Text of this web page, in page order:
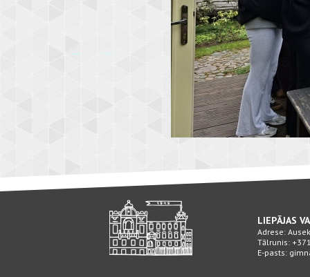
LIEPĀJAS
Adrese:
Tālrunis:
E-pasts: